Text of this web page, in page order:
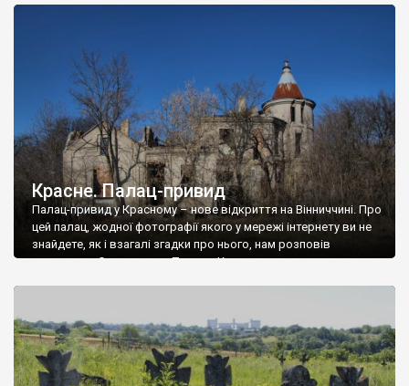
Красне. Палац-привид
Палац-привид у Красному – нове відкриття на Вінниччині. Про
цей палац, жодної фотографії якого у мережі інтернету ви не
знайдете, як і взагалі згадки про нього, нам розповів
мешканець Самгородка. Палац у Красному вразив не лише